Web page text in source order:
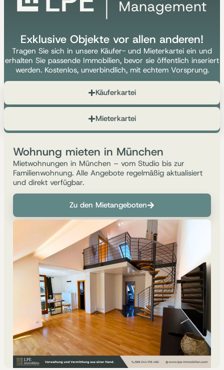
Exklusive Objekte vor allen anderen!
Tragen Sie sich in unsere Käufer- und Mieterkartei ein und
erhalten Sie passende Immobilien, bevor sie öffentlich inseriert
werden. Kostenlos, unverbindlich, mit echtem Vorsprung.
Käuferkartei
Mieterkartei
Wohnung mieten in München
Mietwohnungen in München – vom Studio bis zur
Familienwohnung. Alle Angebote regelmäßig aktualisiert
und direkt verfügbar.
Zu den Mietangeboten